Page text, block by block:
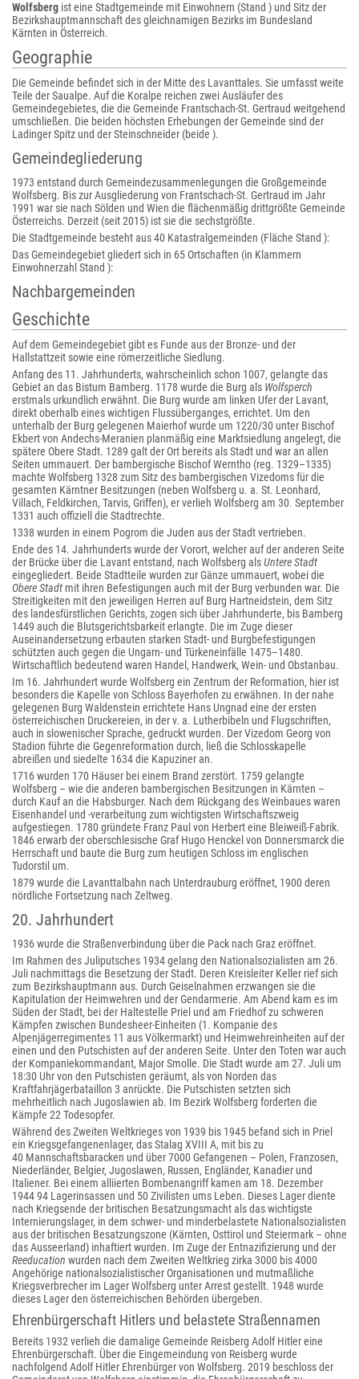
Wolfsberg ist eine Stadtgemeinde mit Einwohnern (Stand ) und Sitz der
Bezirkshauptmannschaft des gleichnamigen Bezirks im Bundesland
Kärnten in Österreich.
Geographie
Die Gemeinde befindet sich in der Mitte des Lavanttales. Sie umfasst weite
Teile der Saualpe. Auf die Koralpe reichen zwei Ausläufer des
Gemeindegebietes, die die Gemeinde Frantschach-St. Gertraud weitgehend
umschließen. Die beiden höchsten Erhebungen der Gemeinde sind der
Ladinger Spitz und der Steinschneider (beide ).
Gemeindegliederung
1973 entstand durch Gemeindezusammenlegungen die Großgemeinde
Wolfsberg. Bis zur Ausgliederung von Frantschach-St. Gertraud im Jahr
1991 war sie nach Sölden und Wien die flächenmäßig drittgrößte Gemeinde
Österreichs. Derzeit (seit 2015) ist sie die sechstgrößte.
Die Stadtgemeinde besteht aus 40 Katastralgemeinden (Fläche Stand ):
Das Gemeindegebiet gliedert sich in 65 Ortschaften (in Klammern
Einwohnerzahl Stand ):
Nachbargemeinden
Geschichte
Auf dem Gemeindegebiet gibt es Funde aus der Bronze- und der
Hallstattzeit sowie eine römerzeitliche Siedlung.
Anfang des 11. Jahrhunderts, wahrscheinlich schon 1007, gelangte das
Gebiet an das Bistum Bamberg. 1178 wurde die Burg als Wolfsperch
erstmals urkundlich erwähnt. Die Burg wurde am linken Ufer der Lavant,
direkt oberhalb eines wichtigen Flussüberganges, errichtet. Um den
unterhalb der Burg gelegenen Maierhof wurde um 1220/30 unter Bischof
Ekbert von Andechs-Meranien planmäßig eine Marktsiedlung angelegt, die
spätere Obere Stadt. 1289 galt der Ort bereits als Stadt und war an allen
Seiten ummauert. Der bambergische Bischof Werntho (reg. 1329–1335)
machte Wolfsberg 1328 zum Sitz des bambergischen Vizedoms für die
gesamten Kärntner Besitzungen (neben Wolfsberg u. a. St. Leonhard,
Villach, Feldkirchen, Tarvis, Griffen), er verlieh Wolfsberg am 30. September
1331 auch offiziell die Stadtrechte.
1338 wurden in einem Pogrom die Juden aus der Stadt vertrieben.
Ende des 14. Jahrhunderts wurde der Vorort, welcher auf der anderen Seite
der Brücke über die Lavant entstand, nach Wolfsberg alsUntere Stadt
eingegliedert. Beide Stadtteile wurden zur Gänze ummauert, wobei die
Obere Stadt mit ihren Befestigungen auch mit der Burg verbunden war. Die
Streitigkeiten mit den jeweiligen Herren auf Burg Hartneidstein, dem Sitz
des landesfürstlichen Gerichts, zogen sich über Jahrhunderte, bis Bamberg
1449 auch die Blutsgerichtsbarkeit erlangte. Die im Zuge dieser
Auseinandersetzung erbauten starken Stadt- und Burgbefestigungen
schützten auch gegen die Ungarn- und Türkeneinfälle 1475–1480.
Wirtschaftlich bedeutend waren Handel, Handwerk, Wein- und Obstanbau.
Im 16. Jahrhundert wurde Wolfsberg ein Zentrum der Reformation, hier ist
besonders die Kapelle von Schloss Bayerhofen zu erwähnen. In der nahe
gelegenen Burg Waldenstein errichtete Hans Ungnad eine der ersten
österreichischen Druckereien, in der v. a. Lutherbibeln und Flugschriften,
auch in slowenischer Sprache, gedruckt wurden. Der Vizedom Georg von
Stadion führte die Gegenreformation durch, ließ die Schlosskapelle
abreißen und siedelte 1634 die Kapuziner an.
1716 wurden 170 Häuser bei einem Brand zerstört. 1759 gelangte
Wolfsberg – wie die anderen bambergischen Besitzungen in Kärnten –
durch Kauf an die Habsburger. Nach dem Rückgang des Weinbaues waren
Eisenhandel und -verarbeitung zum wichtigsten Wirtschaftszweig
aufgestiegen. 1780 gründete Franz Paul von Herbert eine Bleiweiß-Fabrik.
1846 erwarb der oberschlesische Graf Hugo Henckel von Donnersmarck die
Herrschaft und baute die Burg zum heutigen Schloss im englischen
Tudorstil um.
1879 wurde die Lavanttalbahn nach Unterdrauburg eröffnet, 1900 deren
nördliche Fortsetzung nach Zeltweg.
20. Jahrhundert
1936 wurde die Straßenverbindung über die Pack nach Graz eröffnet.
Im Rahmen des Juliputsches 1934 gelang den Nationalsozialisten am 26.
Juli nachmittags die Besetzung der Stadt. Deren Kreisleiter Keller rief sich
zum Bezirkshauptmann aus. Durch Geiselnahmen erzwangen sie die
Kapitulation der Heimwehren und der Gendarmerie. Am Abend kam es im
Süden der Stadt, bei der Haltestelle Priel und am Friedhof zu schweren
Kämpfen zwischen Bundesheer-Einheiten (1. Kompanie des
Alpenjägerregimentes 11 aus Völkermarkt) und Heimwehreinheiten auf der
einen und den Putschisten auf der anderen Seite. Unter den Toten war auch
der Kompaniekommandant, Major Smolle. Die Stadt wurde am 27. Juli um
18:30 Uhr von den Putschisten geräumt, als von Norden das
Kraftfahrjägerbataillon 3 anrückte. Die Putschisten setzten sich
mehrheitlich nach Jugoslawien ab. Im Bezirk Wolfsberg forderten die
Kämpfe 22 Todesopfer.
Während des Zweiten Weltkrieges von 1939 bis 1945 befand sich in Priel
ein Kriegsgefangenenlager, das Stalag XVIII A, mit bis zu
40 Mannschaftsbaracken und über 7000 Gefangenen – Polen, Franzosen,
Niederländer, Belgier, Jugoslawen, Russen, Engländer, Kanadier und
Italiener. Bei einem alliierten Bombenangriff kamen am 18. Dezember
1944 94 Lagerinsassen und 50 Zivilisten ums Leben. Dieses Lager diente
nach Kriegsende der britischen Besatzungsmacht als das wichtigste
Internierungslager, in dem schwer- und minderbelastete Nationalsozialisten
aus der britischen Besatzungszone (Kärnten, Osttirol und Steiermark – ohne
das Ausseerland) inhaftiert wurden. Im Zuge der Entnazifizierung und der
Reeducation wurden nach dem Zweiten Weltkrieg zirka 3000 bis 4000
Angehörige nationalsozialistischer Organisationen und mutmaßliche
Kriegsverbrecher im Lager Wolfsberg unter Arrest gestellt. 1948 wurde
dieses Lager den österreichischen Behörden übergeben.
Ehrenbürgerschaft Hitlers und belastete Straßennamen
Bereits 1932 verlieh die damalige Gemeinde Reisberg Adolf Hitler eine
Ehrenbürgerschaft. Über die Eingemeindung von Reisberg wurde
nachfolgend Adolf Hitler Ehrenbürger von Wolfsberg. 2019 beschloss der